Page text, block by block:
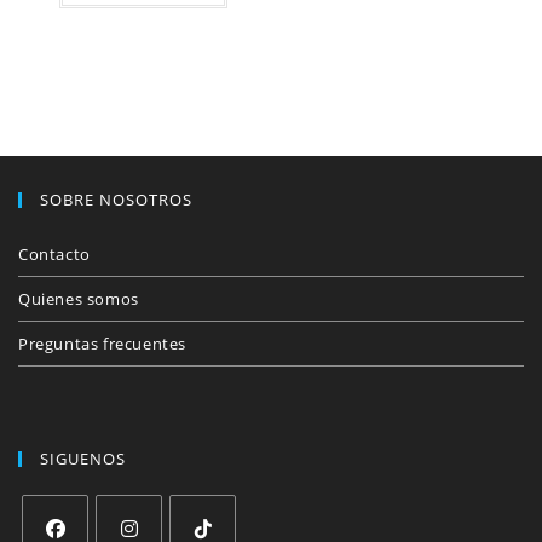
SOBRE NOSOTROS
Contacto
Quienes somos
Preguntas frecuentes
SIGUENOS